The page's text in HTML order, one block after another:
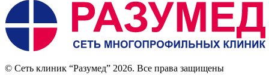
© Сеть клиник “Разумед” 2026. Все права защищены